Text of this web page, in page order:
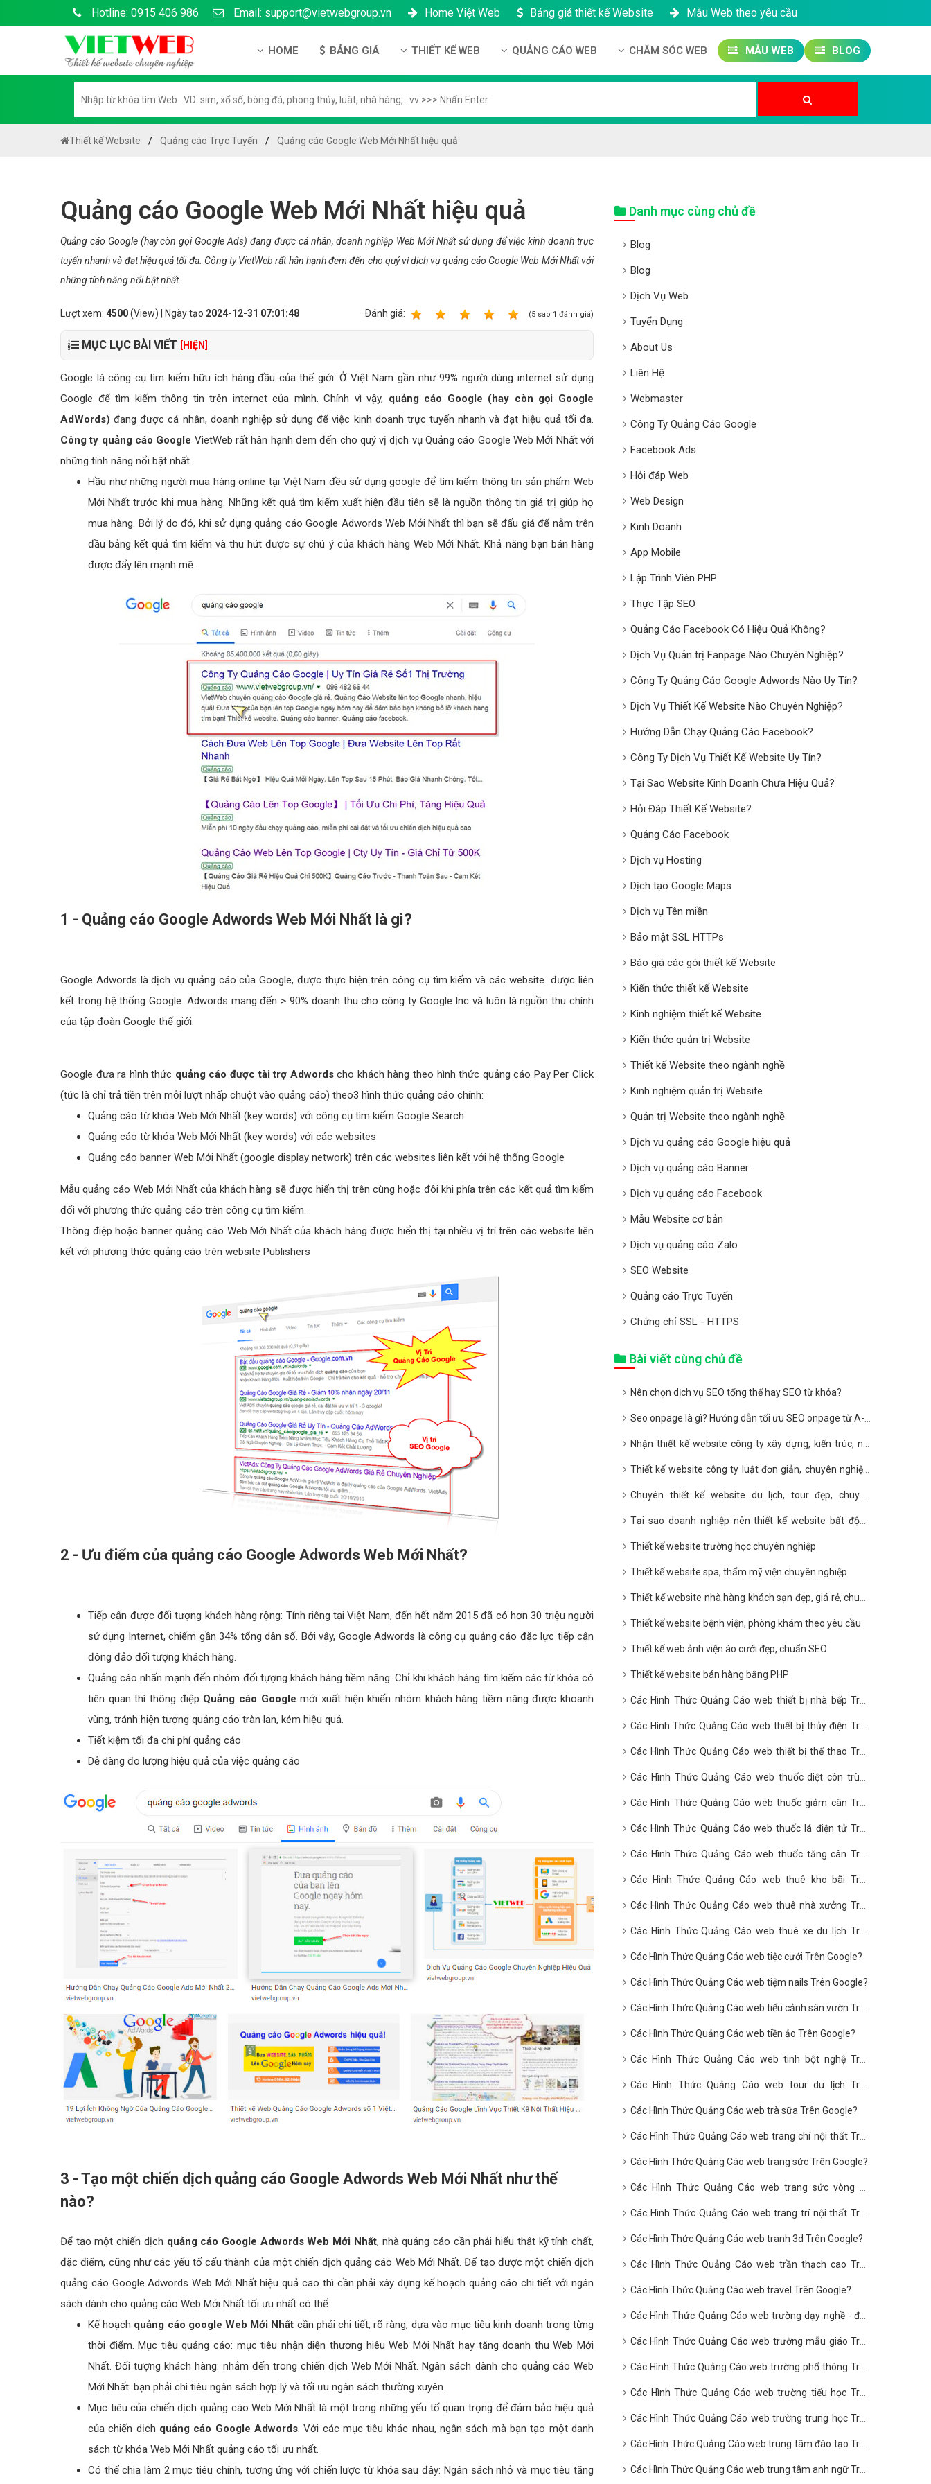
Hotline: 0915 406 986 Email: support@vietwebgroup.vn Home Việt Web Bảng giá thiết kế Website Mẫu Web theo yêu cầu
HOME
Hướng dẫn thanh toán
Chính sách bảo hành & bảo trì
Liên hệ công ty
Chính sách đại lý
BẢNG GIÁ
Bảng giá thiết kế App Android & IOS
Bảng giá thuê VPS
Bảng giá thuê Server
Bảng giá SSL - HTTTS
Bảng giá quảng cáo Google
Bảng giá quảng cáo Banner
Bảng giá quản trị Website
Bảng giá quản trị Fanpage Facebook
Bảng giá SEO Website
THIẾT KẾ WEB
Thiết kế App
QUẢNG CÁO WEB CHĂM SÓC WEB MẪU WEB BLOG
Thiết kế Website Quảng cáo Trực Tuyến Quảng cáo Google Web Mới Nhất hiệu quả
Quảng cáo Google Web Mới Nhất hiệu quả
Quảng cáo Google (hay còn gọi Google Ads) đang được cá nhân, doanh nghiệp Web Mới Nhất sử dụng để việc kinh doanh trực
tuyến nhanh và đạt hiệu quả tối đa. Công ty VietWeb rất hân hạnh đem đến cho quý vị dịch vụ quảng cáo Google Web Mới Nhất với
những tính năng nổi bật nhất.
Lượt xem: 4500(View) | Ngày tạo 2024-12-31 07:01:48 Ðánh giá: (5 sao 1 đánh giá)
MỤC LỤC BÀI VIẾT [HIỆN]
Google là công cụ tìm kiếm hữu ích hàng đầu của thế giới. Ở Việt Nam gần như 99% người dùng internet sử dụng
Google để tìm kiếm thông tin trên internet của mình. Chính vì vậy, quảng cáo Google (hay còn gọi Google
AdWords) đang được cá nhân, doanh nghiệp sử dụng để việc kinh doanh trực tuyến nhanh và đạt hiệu quả tối đa.
Công ty quảng cáo Google VietWeb rất hân hạnh đem đến cho quý vị dịch vụ Quảng cáo Google Web Mới Nhất với
những tính năng nổi bật nhất.
Hầu như những người mua hàng online tại Việt Nam đều sử dụng google để tìm kiếm thông tin sản phẩm Web
Mới Nhất trước khi mua hàng. Những kết quả tìm kiếm xuất hiện đầu tiên sẽ là nguồn thông tin giá trị giúp họ
mua hàng. Bởi lý do đó, khi sử dụng quảng cáo Google Adwords Web Mới Nhất thì bạn sẽ đấu giá để nằm trên
đầu bảng kết quả tìm kiếm và thu hút được sự chú ý của khách hàng Web Mới Nhất. Khả năng bạn bán hàng
được đẩy lên mạnh mẽ .
1 - Quảng cáo Google Adwords Web Mới Nhất là gì?
Google Adwords là dịch vụ quảng cáo của Google, được thực hiện trên công cụ tìm kiếm và các website được liên
kết trong hệ thống Google. Adwords mang đến > 90% doanh thu cho công ty Google Inc và luôn là nguồn thu chính
của tập đoàn Google thế giới.
Google đưa ra hình thức quảng cáo được tài trợ Adwordscho khách hàng theo hình thức quảng cáo Pay Per Click
(tức là chỉ trả tiền trên mỗi lượt nhấp chuột vào quảng cáo) theo3 hình thức quảng cáo chính:
Quảng cáo từ khóa Web Mới Nhất (key words) với công cụ tìm kiếm Google Search
Quảng cáo từ khóa Web Mới Nhất (key words) với các websites
Quảng cáo banner Web Mới Nhất (google display network) trên các websites liên kết với hệ thống Google
Mẫu quảng cáo Web Mới Nhất của khách hàng sẽ được hiển thị trên cùng hoặc đôi khi phía trên các kết quả tìm kiếm
đối với phương thức quảng cáo trên công cụ tìm kiếm.
Thông điệp hoặc banner quảng cáo Web Mới Nhất của khách hàng được hiển thị tại nhiều vị trí trên các website liên
kết với phương thức quảng cáo trên website Publishers
2 - Ưu điểm của quảng cáo Google Adwords Web Mới Nhất?
Tiếp cận được đối tượng khách hàng rộng: Tính riêng tại Việt Nam, đến hết năm 2015 đã có hơn 30 triệu người
sử dụng Internet, chiếm gần 34% tổng dân số. Bởi vậy, Google Adwords là công cụ quảng cáo đặc lực tiếp cận
đông đảo đối tượng khách hàng.
Quảng cáo nhấn mạnh đến nhóm đối tựợng khách hàng tiềm năng: Chỉ khi khách hàng tìm kiếm các từ khóa có
tiên quan thì thông điệp Quảng cáo Google mới xuất hiện khiến nhóm khách hàng tiềm năng được khoanh
vùng, tránh hiện tượng quảng cáo tràn lan, kém hiệu quả.
Tiết kiệm tối đa chi phí quảng cáo
Dễ dàng đo lượng hiệu quả của việc quảng cáo
3 - Tạo một chiến dịch quảng cáo Google Adwords Web Mới Nhất như thế
nào?
Để tạo một chiến dịch quảng cáo Google Adwords Web Mới Nhất, nhà quảng cáo cần phải hiểu thật kỹ tính chất,
đặc điểm, cũng như các yếu tố cấu thành của một chiến dịch quảng cáo Web Mới Nhất. Để tạo được một chiến dịch
quảng cáo Google Adwords Web Mới Nhất hiệu quả cao thì cần phải xây dựng kế hoạch quảng cáo chi tiết với ngân
sách dành cho quảng cáo Web Mới Nhất tối ưu nhất có thể.
Kế hoạch quảng cáo google Web Mới Nhất cần phải chi tiết, rõ ràng, dựa vào mục tiêu kinh doanh trong từng
thời điểm. Mục tiêu quảng cáo: mục tiêu nhận diện thương hiêu Web Mới Nhất hay tăng doanh thu Web Mới
Nhất. Đối tượng khách hàng: nhắm đến trong chiến dịch Web Mới Nhất. Ngân sách dành cho quảng cáo Web
Mới Nhất: bạn phải chi tiêu ngân sách hợp lý và tối ưu ngân sách thường xuyên.
Mục tiêu của chiến dịch quảng cáo Web Mới Nhất là một trong những yếu tố quan trọng để đảm bảo hiệu quả
của chiến dịch quảng cáo Google Adwords. Với các mục tiêu khác nhau, ngân sách mà bạn tạo một danh
sách từ khóa Web Mới Nhất quảng cáo tối ưu nhất.
Có thể chia làm 2 mục tiêu chính, tương ứng với chiến lược từ khóa sau đây: Ngân sách nhỏ và mục tiêu tăng
Danh mục cùng chủ đề
Blog
Blog
Dịch Vụ Web
Tuyển Dụng
About Us
Liên Hệ
Webmaster
Công Ty Quảng Cáo Google
Facebook Ads
Hỏi đáp Web
Web Design
Kinh Doanh
App Mobile
Lập Trình Viên PHP
Thực Tập SEO
Quảng Cáo Facebook Có Hiệu Quả Không?
Dịch Vụ Quản trị Fanpage Nào Chuyên Nghiệp?
Công Ty Quảng Cáo Google Adwords Nào Uy Tín?
Dịch Vụ Thiết Kế Website Nào Chuyên Nghiệp?
Hướng Dẫn Chạy Quảng Cáo Facebook?
Công Ty Dịch Vụ Thiết Kế Website Uy Tín?
Tại Sao Website Kinh Doanh Chưa Hiệu Quả?
Hỏi Đáp Thiết Kế Website?
Quảng Cáo Facebook
Dịch vụ Hosting
Dịch tạo Google Maps
Dịch vụ Tên miền
Bảo mật SSL HTTPs
Báo giá các gói thiết kế Website
Kiến thức thiết kế Website
Kinh nghiệm thiết kế Website
Kiến thức quản trị Website
Thiết kế Website theo ngành nghề
Kinh nghiệm quản trị Website
Quản trị Website theo ngành nghề
Dịch vu quảng cáo Google hiệu quả
Dịch vụ quảng cáo Banner
Dịch vụ quảng cáo Facebook
Mẫu Website cơ bản
Dịch vụ quảng cáo Zalo
SEO Website
Quảng cáo Trực Tuyến
Chứng chỉ SSL - HTTPS
Bài viết cùng chủ đề
Nên chọn dịch vụ SEO tổng thể hay SEO từ khóa?
Seo onpage là gì? Hướng dẫn tối ưu SEO onpage từ A-Z
2020
Nhận thiết kế website công ty xây dựng, kiến trúc, nội
thất giá rẻ
Thiết kế website công ty luật đơn giản, chuyên nghiệp,
giá rẻ
Chuyên thiết kế website du lịch, tour đẹp, chuyên
nghiệp, giá rẻ
Tại sao doanh nghiệp nên thiết kế website bất động
sản?
Thiết kế website trường học chuyên nghiệp
Thiết kế website spa, thẩm mỹ viện chuyên nghiệp
Thiết kế website nhà hàng khách sạn đẹp, giá rẻ, chuẩn
SEO
Thiết kế website bệnh viện, phòng khám theo yêu cầu
Thiết kế web ảnh viện áo cưới đẹp, chuẩn SEO
Thiết kế website bán hàng bằng PHP
Các Hình Thức Quảng Cáo web thiết bị nhà bếp Trên
Google?
Các Hình Thức Quảng Cáo web thiết bị thủy điện Trên
Google?
Các Hình Thức Quảng Cáo web thiết bị thể thao Trên
Google?
Các Hình Thức Quảng Cáo web thuốc diệt côn trùng
Trên Google?
Các Hình Thức Quảng Cáo web thuốc giảm cân Trên
Google?
Các Hình Thức Quảng Cáo web thuốc lá điện tử Trên
Google?
Các Hình Thức Quảng Cáo web thuốc tăng cân Trên
Google?
Các Hình Thức Quảng Cáo web thuê kho bãi Trên
Google?
Các Hình Thức Quảng Cáo web thuê nhà xưởng Trên
Google?
Các Hình Thức Quảng Cáo web thuê xe du lịch Trên
Google?
Các Hình Thức Quảng Cáo web tiệc cưới Trên Google?
Các Hình Thức Quảng Cáo web tiệm nails Trên Google?
Các Hình Thức Quảng Cáo web tiểu cảnh sân vườn Trên
Google?
Các Hình Thức Quảng Cáo web tiền ảo Trên Google?
Các Hình Thức Quảng Cáo web tinh bột nghệ Trên
Google?
Các Hình Thức Quảng Cáo web tour du lịch Trên
Google?
Các Hình Thức Quảng Cáo web trà sữa Trên Google?
Các Hình Thức Quảng Cáo web trang chí nội thất Trên
Google?
Các Hình Thức Quảng Cáo web trang sức Trên Google?
Các Hình Thức Quảng Cáo web trang sức vòng hổ
phách Trên Google?
Các Hình Thức Quảng Cáo web trang trí nội thất Trên
Google?
Các Hình Thức Quảng Cáo web tranh 3d Trên Google?
Các Hình Thức Quảng Cáo web trần thạch cao Trên
Google?
Các Hình Thức Quảng Cáo web travel Trên Google?
Các Hình Thức Quảng Cáo web trường dạy nghề - đào
tạo nghề Trên Google?
Các Hình Thức Quảng Cáo web trường mẫu giáo Trên
Google?
Các Hình Thức Quảng Cáo web trường phổ thông Trên
Google?
Các Hình Thức Quảng Cáo web trường tiểu học Trên
Google?
Các Hình Thức Quảng Cáo web trường trung học Trên
Google?
Các Hình Thức Quảng Cáo web trung tâm đào tạo Trên
Google?
Các Hình Thức Quảng Cáo web trung tâm anh ngữ Trên